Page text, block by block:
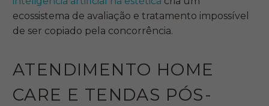
ecossistema de avaliação e tratamento impossível
de ser copiado pela concorrência.
ATENDIMENTO HOME
CARE E TENDAS PÓS-